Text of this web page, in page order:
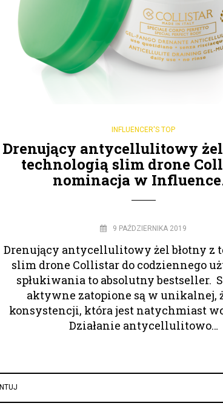
INFLUENCER'S TOP
Drenujący antycellulitowy żel
technologią slim drone
nominacja w
9 PAŹDZIERNIKA 2019
Drenujący antycellulitowy żel błotny z
slim drone Collistar do codziennego
spłukiwania to absolutny bestseller.
aktywne zatopione są w unikalnej,
konsystencji, która jest natychmiast
Działanie antycellulitowo…